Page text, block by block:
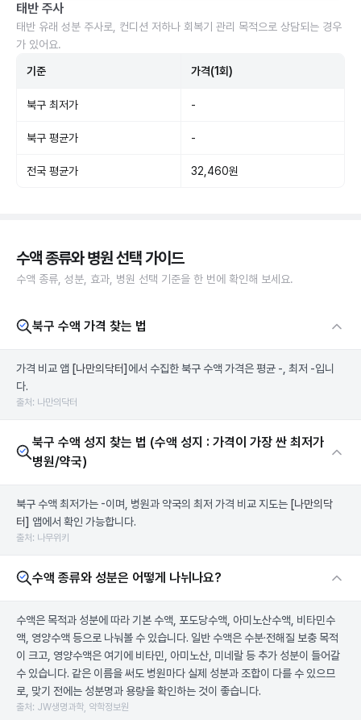
태반 주사
태반 유래 성분 주사로, 컨디션 저하나 회복기 관리 목적으로 상담되는 경우
가 있어요.
기준 가격(1회)
북구 최저가 -
북구 평균가 -
전국 평균가 32,460원
수액 종류와 병원 선택 가이드
수액 종류, 성분, 효과, 병원 선택 기준을 한 번에 확인해 보세요.
북구 수액 가격 찾는 법
가격 비교 앱 [나만의닥터] 에서 수집한 북구 수액 가격은 평균 -, 최저 -입니
다.
출처: 나만의닥터
북구 수액 성지 찾는 법 (수액 성지 : 가격이 가장 싼 최저가
병원/약국)
북구 수액 최저가는 -이며, 병원과 약국의 최저 가격 비교 지도는 [나만의닥
터] 앱에서 확인 가능합니다.
출처: 나무위키
수액 종류와 성분은 어떻게 나뉘나요?
수액은 목적과 성분에 따라 기본 수액, 포도당수액, 아미노산수액, 비타민수
액, 영양수액 등으로 나눠볼 수 있습니다. 일반 수액은 수분·전해질 보충 목적
이 크고, 영양수액은 여기에 비타민, 아미노산, 미네랄 등 추가 성분이 들어갈
수 있습니다. 같은 이름을 써도 병원마다 실제 성분과 조합이 다를 수 있으므
로, 맞기 전에는 성분명과 용량을 확인하는 것이 좋습니다.
출처: JW생명과학, 약학정보원